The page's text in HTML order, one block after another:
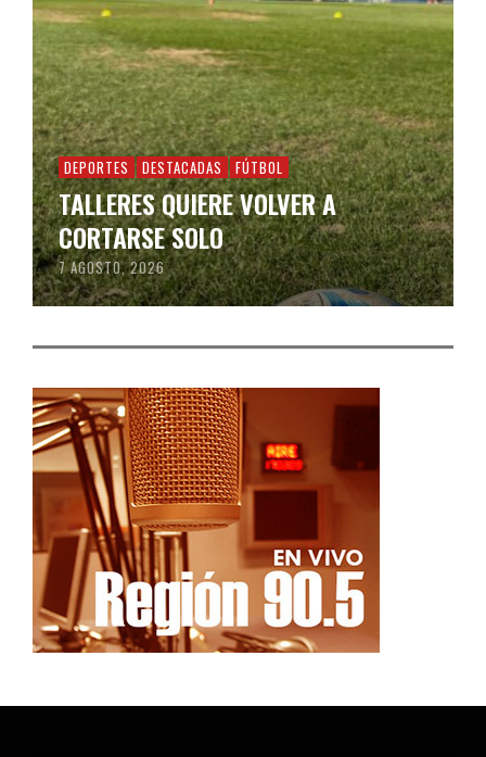
DEPORTES DESTACADAS FÚTBOL
TALLERES QUIERE VOLVER A
CORTARSE SOLO
7 AGOSTO, 2026